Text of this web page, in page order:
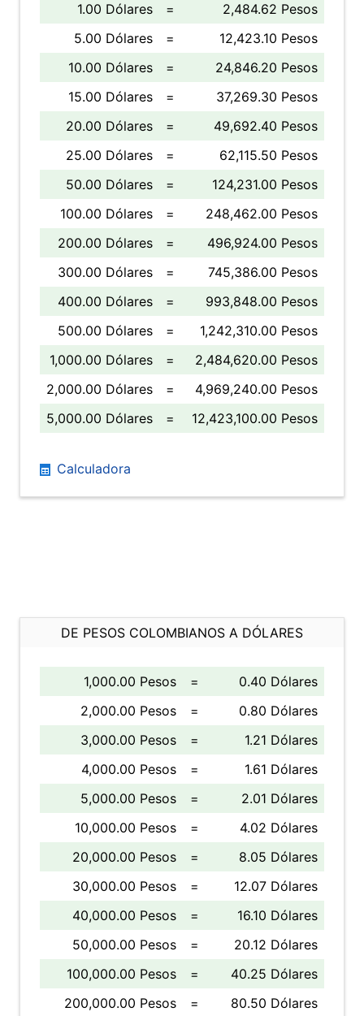
1.00 Dólares =
2,484.62 Pesos
5.00 Dólares
=
12,423.10 Pesos
10.00 Dólares
=
24,846.20 Pesos
15.00 Dólares
=
37,269.30 Pesos
20.00 Dólares
=
49,692.40 Pesos
25.00 Dólares
=
62,115.50 Pesos
50.00 Dólares
=
124,231.00 Pesos
100.00 Dólares
=
248,462.00 Pesos
200.00 Dólares
=
496,924.00 Pesos
300.00 Dólares
=
745,386.00 Pesos
400.00 Dólares
=
993,848.00 Pesos
500.00 Dólares
=
1,242,310.00 Pesos
1,000.00 Dólares
=
2,484,620.00 Pesos
2,000.00 Dólares
=
4,969,240.00 Pesos
5,000.00 Dólares
= 12,423,100.00 Pesos
Calculadora
DE PESOS COLOMBIANOS A DÓLARES
1,000.00 Pesos =
0.40 Dólares
2,000.00 Pesos
=
0.80 Dólares
3,000.00 Pesos
=
1.21 Dólares
4,000.00 Pesos
=
1.61 Dólares
5,000.00 Pesos
=
2.01 Dólares
10,000.00 Pesos
=
4.02 Dólares
20,000.00 Pesos
=
8.05 Dólares
30,000.00 Pesos
=
12.07 Dólares
40,000.00 Pesos
=
16.10 Dólares
50,000.00 Pesos
=
20.12 Dólares
100,000.00 Pesos
=
40.25 Dólares
200,000.00 Pesos
= 80.50 Dólares